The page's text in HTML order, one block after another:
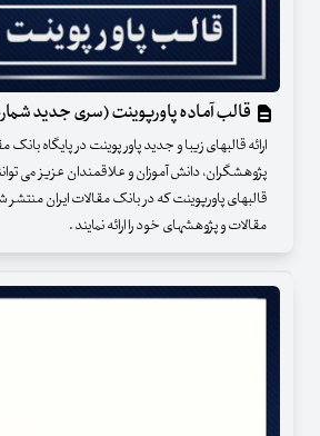
قالب آماده پاورپوینت (سری جدید شماره
ارائه قالبهای زیبا و جدید پاور پوینت در پایگاه بانک
پژوهشگران، دانش آموزان و علاقمندان عزیز می
قالبهای پاورپوینت که در بانک مقالات ایران
مقالات و پژوهشهای خود را ارائه نمایند .